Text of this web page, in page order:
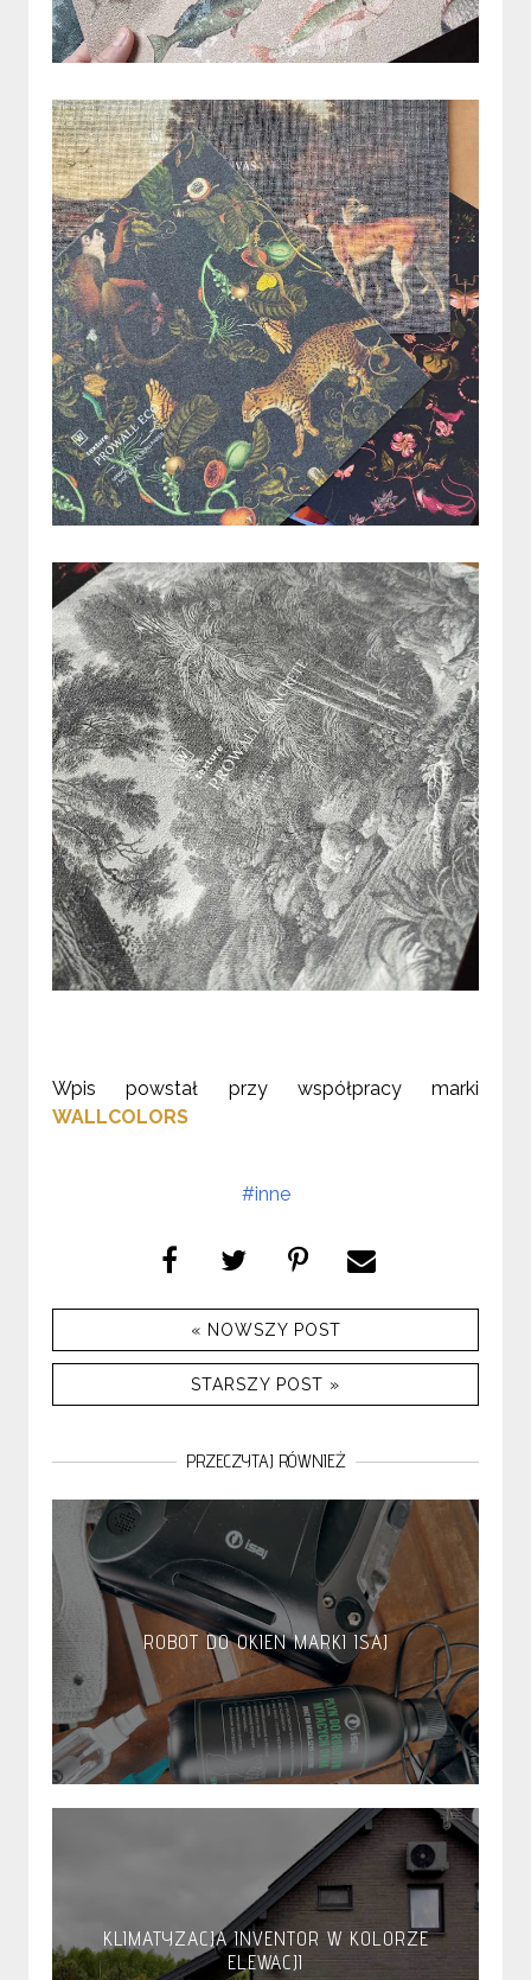
Wpis powstał przy współpracy marki
WALLCOLORS
#inne
« NOWSZY POST
STARSZY POST »
PRZECZYTAJ RÓWNIEŻ
ROBOT DO OKIEN MARKI ISAJ
KLIMATYZACJA INVENTOR W KOLORZE
ELEWACJI